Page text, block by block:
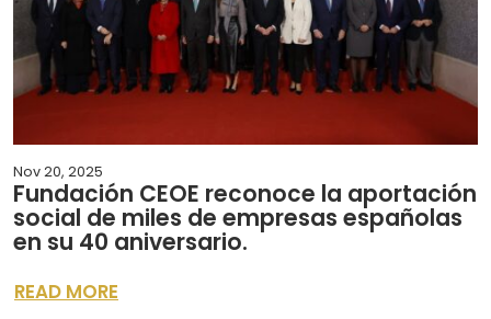
Nov 20, 2025
Fundación CEOE reconoce la aportación
social de miles de empresas españolas
en su 40 aniversario.
READ MORE